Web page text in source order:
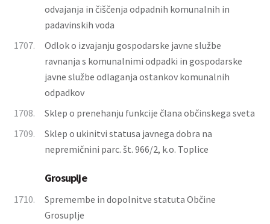
odvajanja in čiščenja odpadnih komunalnih in
padavinskih voda
1707.
Odlok o izvajanju gospodarske javne službe
ravnanja s komunalnimi odpadki in gospodarske
javne službe odlaganja ostankov komunalnih
odpadkov
1708.
Sklep o prenehanju funkcije člana občinskega sveta
1709.
Sklep o ukinitvi statusa javnega dobra na
nepremičnini parc. št. 966/2, k.o. Toplice
Grosuplje
1710.
Spremembe in dopolnitve statuta Občine
Grosuplje